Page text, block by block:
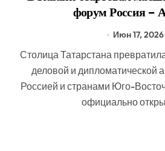
форум Россия –
Июн 17, 2026
Столица Татарстана превратилась в главный центр
деловой и дипломатической
Россией и странами Юго-
официально